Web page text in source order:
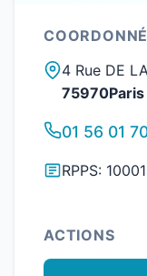
4 Rue DE
01 56 01
RPPS:
ACTIONS